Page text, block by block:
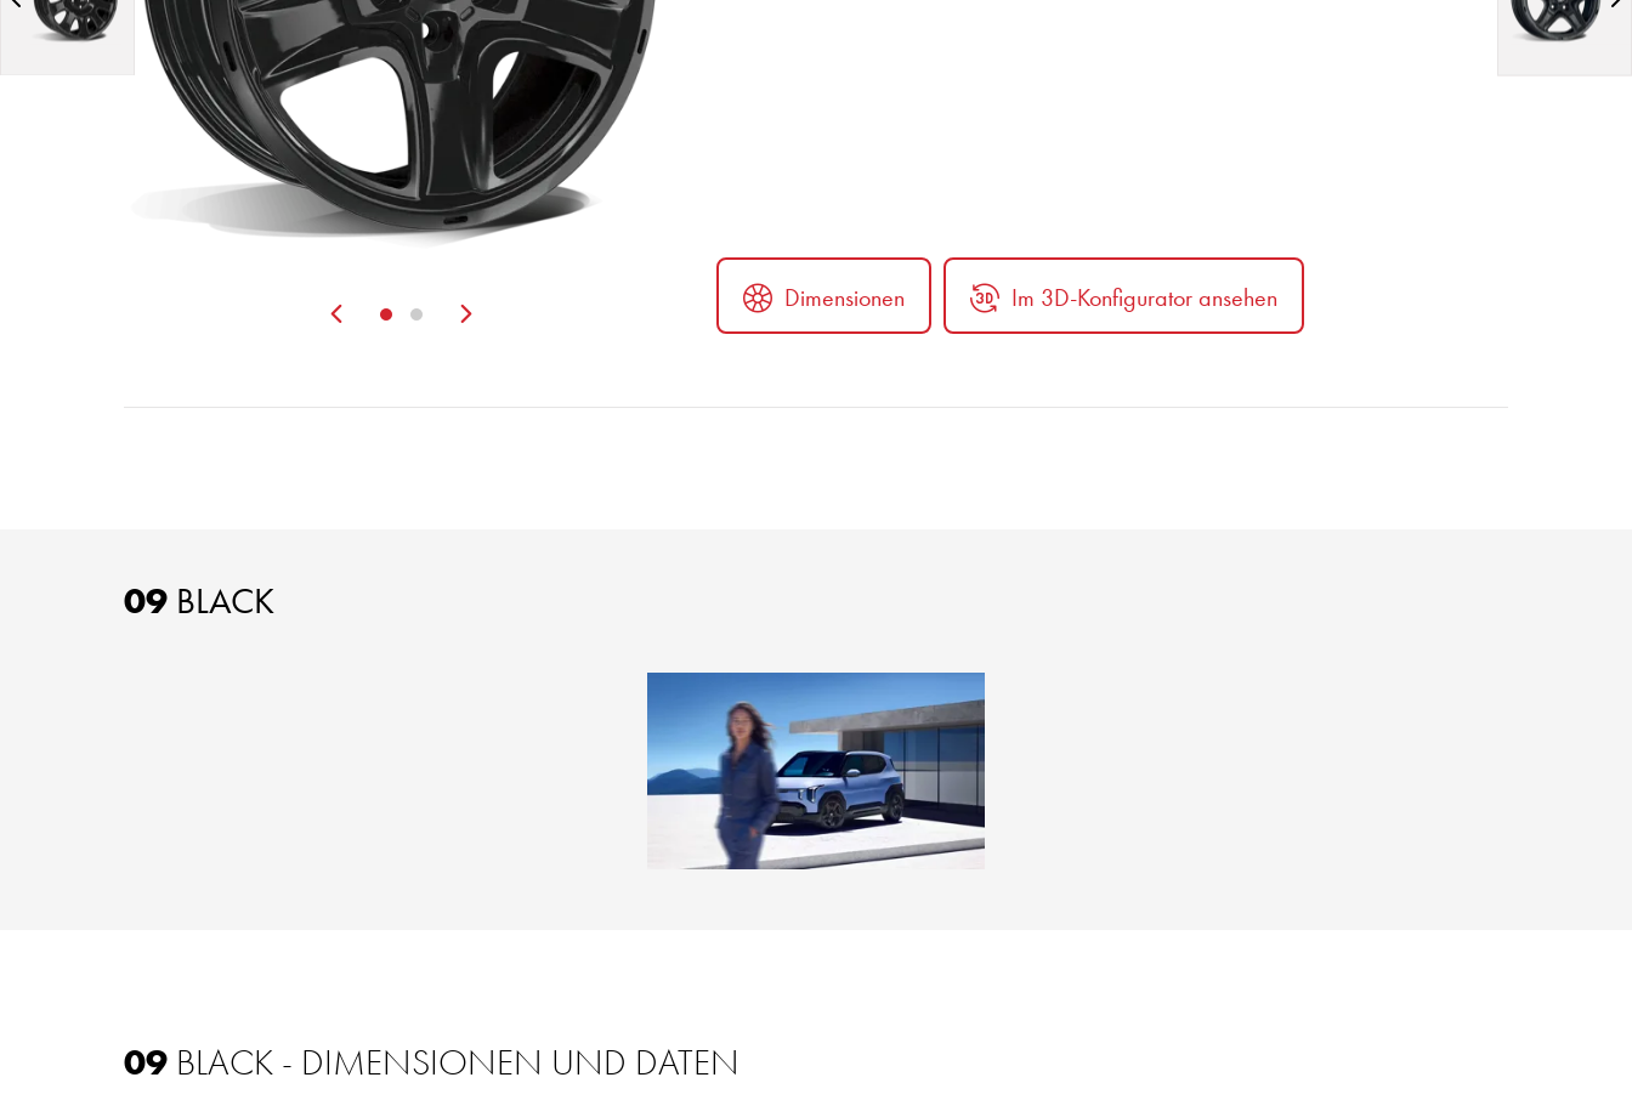
Zurück Dimensionen Im 3D-Konfigurator ansehen
09 BLACK
09 BLACK - DIMENSIONEN UND DATEN